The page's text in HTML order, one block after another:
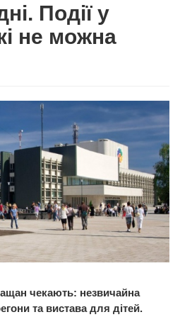
Події у
не можна
чекають: незвичайна
та вистава для дітей.